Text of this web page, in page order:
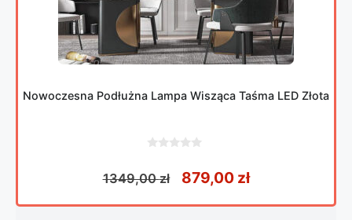
Nowoczesna Podłużna Lampa Wisząca Taśma LED Złota
5
1349,00zł Pierwotna cena
879,00 złAktualna